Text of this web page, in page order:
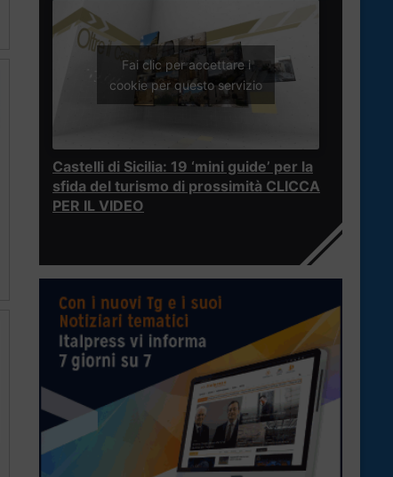
Fai clic per accettare i
cookie per questo servizio
Castelli di Sicilia: 19 ‘mini guide’ per la
sfida del turismo di prossimità CLICCA
PER IL VIDEO